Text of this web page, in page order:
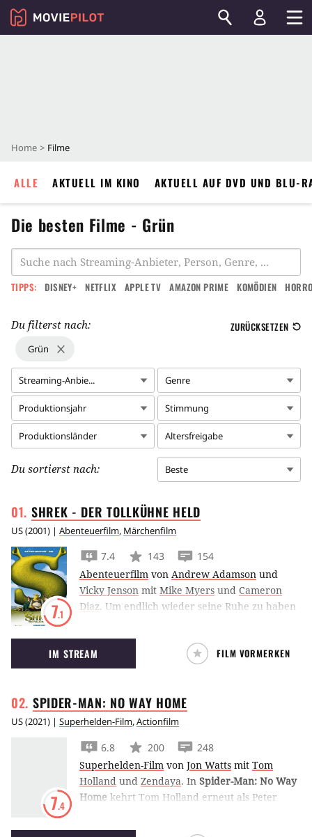
Home Filme
ALLE AKTUELL IM KINO AKTUELL AUF DVD UND BLU-
Die besten Filme - Grün
TIPPS: DISNEY+ NETFLIX APPLE TV AMAZON PRIME KOMÖDIEN
Du filterst nach: ZURÜCKSETZEN
Grün
Streaming-Anbie... Genre
Produktionsjahr Stimmung
Produktionsländer Altersfreigabe
Du sortierst nach: Beste
SHREK - DER TOLLKÜHNE HELD
US(2001) | Abenteuerfilm, Märchenfilm
7.1
7.4 143
154
Abenteuerfilm von Andrew Adamson und
Vicky Jenson mit Mike Myers und Cameron
Diaz. Um endlich wieder seine Ruhe zu haben
Fiona aus den Klauen eines Drachen zu retten.
IM STREAM FILM VORMERKEN
SPIDER-MAN: NO WAY HOME
US(2021) | Superhelden-Film,Actionfilm
7.4
6.8 200
248
Superhelden-Film von Jon Watts mit Tom
Holland und Zendaya. In Spider-Man: No Way
Home kehrt Tom Holland erneut als Peter
Mithilfe eines Zaubers von Doctor Strange soll